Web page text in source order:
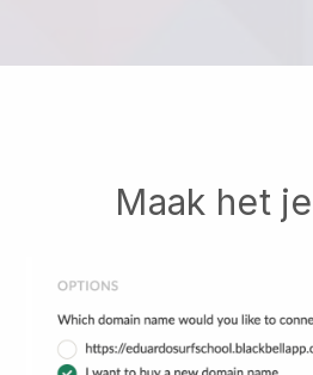
Maak het